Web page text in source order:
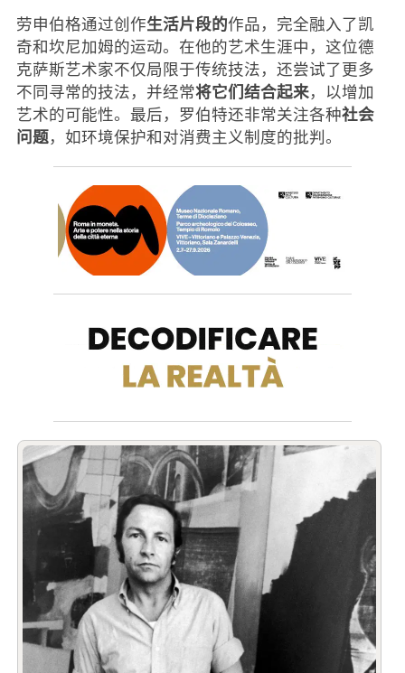
劳申伯格通过创作生活片段的作品，完全融入了凯
奇和坎尼加姆的运动。在他的艺术生涯中，这位德
克萨斯艺术家不仅局限于传统技法，还尝试了更多
不同寻常的技法，并经常将它们结合起来，以增加
艺术的可能性。最后，罗伯特还非常关注各种社会
问题，如环境保护和对消费主义制度的批判。